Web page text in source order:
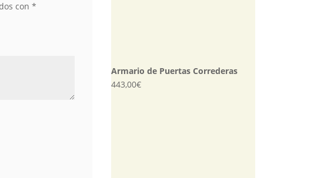
con*
Armario de Puertas Correderas
443,00€